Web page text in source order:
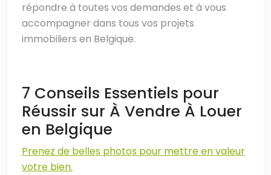
répondre à toutes vos demandes et à vous
accompagner dans tous vos projets
immobiliers en Belgique.
7 Conseils Essentiels pour
Réussir sur À Vendre À Louer
en Belgique
Prenez de belles photos pour mettre en valeur
votre bien.